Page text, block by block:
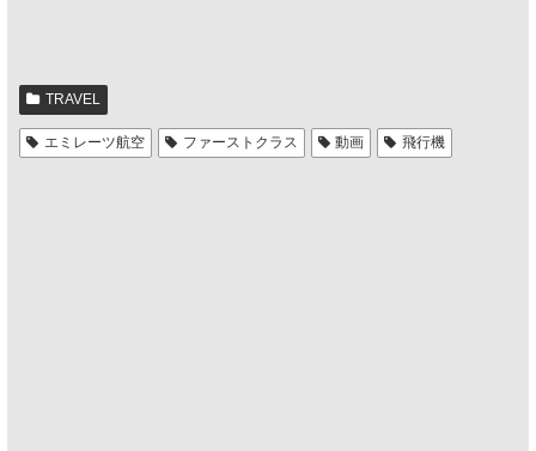
TRAVEL
エミレーツ航空 ファーストクラス 動画 飛行機